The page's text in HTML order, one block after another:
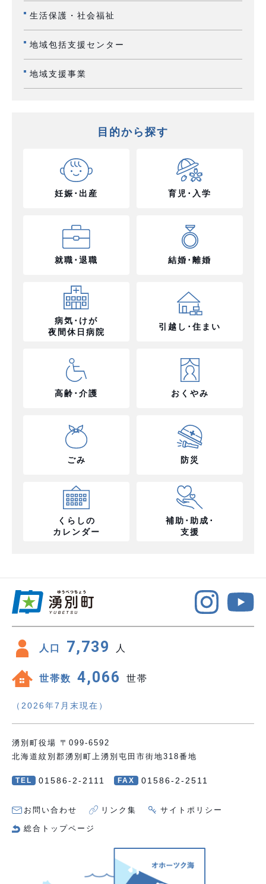
生活保護・社会福祉
地域包括支援センター
地域支援事業
目的から探す
妊娠･出産 育児･入学
就職･退職 結婚･離婚
病気･けが
夜間休日病院
引越し･住まい
高齢･介護 おくやみ
ごみ 防災
くらしの
カレンダー
補助･助成･
支援
人口 7,739 人
世帯数 4,066 世帯
（2026年7月末現在）
湧別町役場 〒099-6592
北海道紋別郡湧別町上湧別屯田市街地318番地
TEL 01586-2-2111 FAX 01586-2-2511
お問い合わせ リンク集 サイトポリシー
総合トップページ